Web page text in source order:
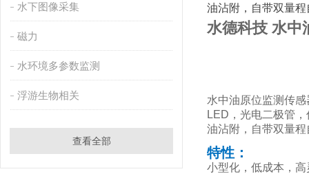
水下图像采集
磁力
水环境多参数监测
浮游生物相关
查看全部
油沾附，自带双量
水德科技 水中
水中油原位监测传
LED，光电二极管
油沾附，自带双量
特性：
小型化，低成本，